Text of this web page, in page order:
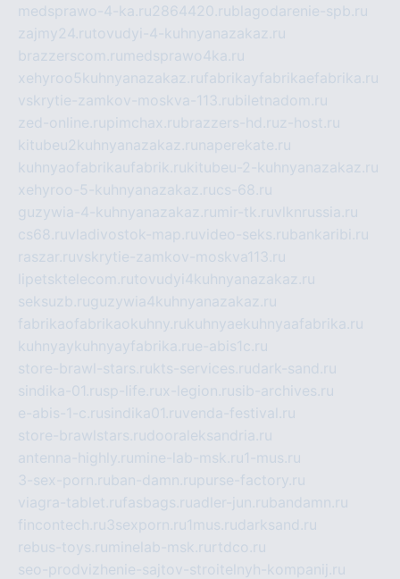
medsprawo-4-ka.ru2864420.rublagodarenie-spb.ru
zajmy24.rutovudyi-4-kuhnyanazakaz.ru
brazzerscom.ru medsprawo4ka.ru
xehyroo5kuhnyanazakaz.rufabrikayfabrikaefabrika.ru
vskrytie-zamkov-moskva-113.rubiletnadom.ru
zed-online.rupimchax.rubrazzers-hd.ruz-host.ru
kitubeu2kuhnyanazakaz.ru naperekate.ru
kuhnyaofabrikaufabrik.rukitubeu-2-kuhnyanazakaz.ru
xehyroo-5-kuhnyanazakaz.rucs-68.ru
guzywia-4-kuhnyanazakaz.ru mir-tk.ruvlknrussia.ru
cs68.ruvladivostok-map.ruvideo-seks.rubankaribi.ru
raszar.ruvskrytie-zamkov-moskva113.ru
lipetsktelecom.rutovudyi4kuhnyanazakaz.ru
seksuzb.ruguzywia4kuhnyanazakaz.ru
fabrikaofabrikaokuhny.rukuhnyaekuhnyaafabrika.ru
kuhnyaykuhnyayfabrika.rue-abis1c.ru
store-brawl-stars.rukts-services.rudark-sand.ru
sindika-01.rusp-life.rux-legion.rusib-archives.ru
e-abis-1-c.rusindika01.ruvenda-festival.ru
store-brawlstars.rudooraleksandria.ru
antenna-highly.ru mine-lab-msk.ru1-mus.ru
3-sex-porn.ruban-damn.rupurse-factory.ru
viagra-tablet.rufasbags.ruadler-jun.rubandamn.ru
fincontech.ru3sexporn.ru1mus.rudarksand.ru
rebus-toys.ru minelab-msk.ru rtdco.ru
seo-prodvizhenie-sajtov-stroitelnyh-kompanij.ru